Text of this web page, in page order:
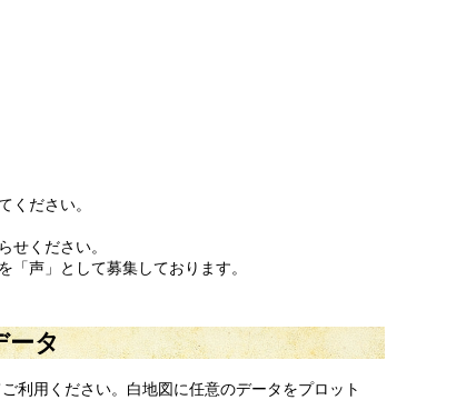
ください。
せください。
「声」として募集しております。
ータ
利用ください。白地図に任意のデータをプロット